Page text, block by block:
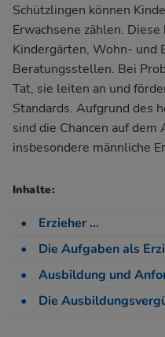
Schützlingen können
Erwachsene zählen.
Kindergärten, Wohn- und
Beratungsstellen. Bei
Tat, sie leiten an und
Standards. Aufgrund des
sind die Chancen auf
insbesondere männliche
Inhalte:
Erzieher ...
Die Aufgaben als
Ausbildung und
Die